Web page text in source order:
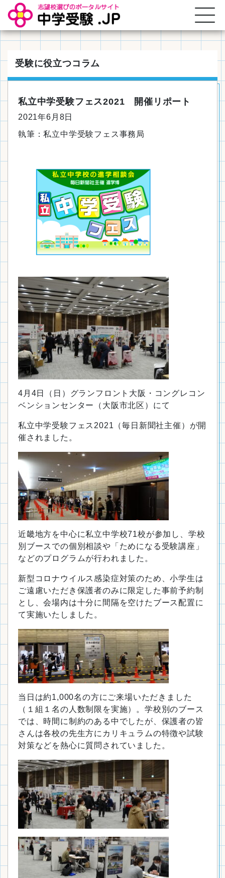
受験に役立つコラム
私立中学受験フェス2021 開催リポート
2021年6月8日
執筆：私立中学受験フェス事務局
4月4日（日）グランフロント大阪・コングレコン
ベンションセンター（大阪市北区）にて
私立中学受験フェス2021（毎日新聞社主催）が開
催されました。
近畿地方を中心に私立中学校71校が参加し、学校
別ブースでの個別相談や「ためになる受験講座」
などのプログラムが行われました。
新型コロナウイルス感染症対策のため、小学生は
ご遠慮いただき保護者のみに限定した事前予約制
とし、会場内は十分に間隔を空けたブース配置に
て実施いたしました。
当日は約1,000名の方にご来場いただきました
（１組１名の人数制限を実施）。学校別のブース
では、時間に制約のある中でしたが、保護者の皆
さんは各校の先生方にカリキュラムの特徴や試験
対策などを熱心に質問されていました。